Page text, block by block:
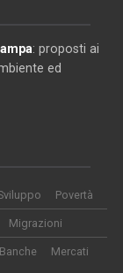
: proposti ai
ed
Povertà
Migrazioni
Banche Mercati